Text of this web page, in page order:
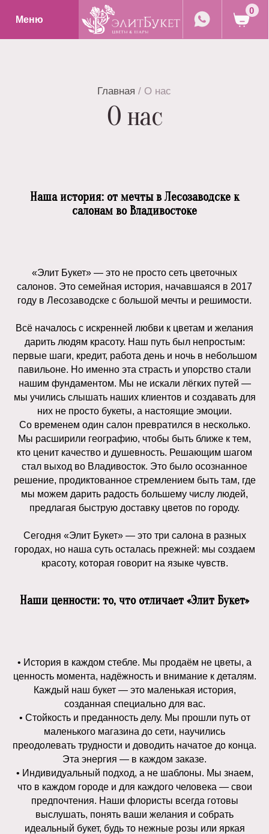
Доставка О нас УслугиОтзывыКонтакты
Собрать свой
букет
Доставка О нас УслугиОтзывыКонтакты
букет
Меню
О нас
Наша история: от мечты в Лесозаводске к
салонам во Владивостоке
«Элит Букет» — это не просто сеть цветочных
салонов. Это семейная история, начавшаяся в 2017
году в Лесозаводске с большой мечты и решимости.
Всё началось с искренней любви к цветам и желания
дарить людям красоту. Наш путь был непростым:
первые шаги, кредит, работа день и ночь в небольшом
павильоне. Но именно эта страсть и упорство стали
нашим фундаментом. Мы не искали лёгких путей —
мы учились слышать наших клиентов и создавать для
них не просто букеты, а настоящие эмоции.
Со временем один салон превратился в несколько.
Мы расширили географию, чтобы быть ближе к тем,
кто ценит качество и душевность. Решающим шагом
стал выход во Владивосток. Это было осознанное
решение, продиктованное стремлением быть там, где
мы можем дарить радость большему числу людей,
предлагая быструю доставку цветов по городу.
Сегодня «Элит Букет» — это три салона в разных
городах, но наша суть осталась прежней: мы создаем
красоту, которая говорит на языке чувств.
Наши ценности: то, что отличает «Элит Букет»
• История в каждом стебле. Мы продаём не цветы, а
ценность момента, надёжность и внимание к деталям.
Каждый наш букет — это маленькая история,
созданная специально для вас.
• Стойкость и преданность делу. Мы прошли путь от
маленького магазина до сети, научились
преодолевать трудности и доводить начатое до конца.
Эта энергия — в каждом заказе.
• Индивидуальный подход, а не шаблоны. Мы знаем,
что в каждом городе и для каждого человека — свои
предпочтения. Наши флористы всегда готовы
выслушать, понять ваши желания и собрать
идеальный букет, будь то нежные розы или яркая